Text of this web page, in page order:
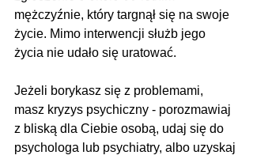
mężczyźnie, który targnął się na swoje
życie. Mimo interwencji służb jego
życia nie udało się uratować.
Jeżeli borykasz się z problemami,
masz kryzys psychiczny - porozmawiaj
z bliską dla Ciebie osobą, udaj się do
psychologa lub psychiatry, albo uzyskaj